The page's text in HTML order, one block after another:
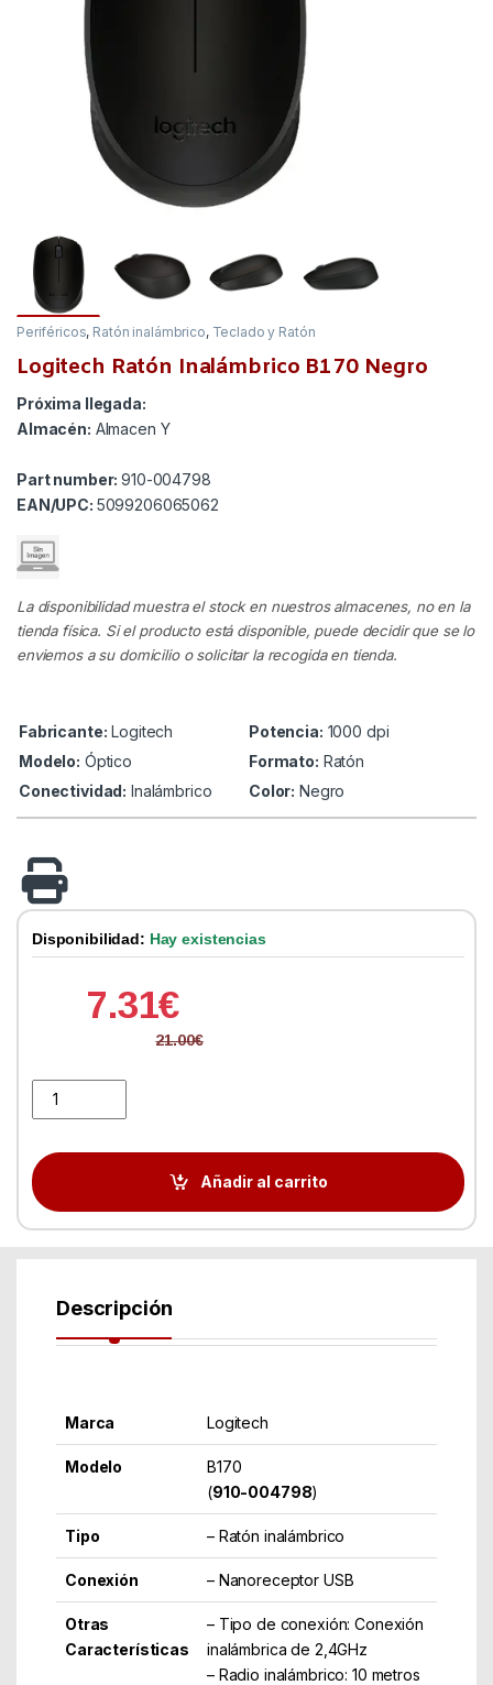
Periféricos, Ratón inalámbrico, Teclado y Ratón
Logitech Ratón Inalámbrico B170 Negro
Próxima llegada:
Almacén: Almacen Y
Part number:910-004798
EAN/UPC: 5099206065062
La disponibilidad muestra el stock en nuestros almacenes, no en la
tienda física. Si el producto está disponible, puede decidir que se lo
enviemos a su domicilio o solicitar la recogida en tienda.
Fabricante: Logitech Potencia: 1000 dpi
Modelo: Óptico Formato: Ratón
Conectividad: Inalámbrico Color: Negro
Disponibilidad: Hay existencias
7.31€
21.00€
Añadir al carrito
Descripción
Marca Logitech
Modelo
B170
(910-004798)
Tipo – Ratón inalámbrico
Conexión – Nanoreceptor USB
Otras
Características
– Tipo de conexión: Conexión
inalámbrica de 2,4GHz
– Radio inalámbrico: 10 metros